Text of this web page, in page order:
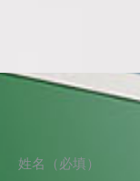
姓名（必填）